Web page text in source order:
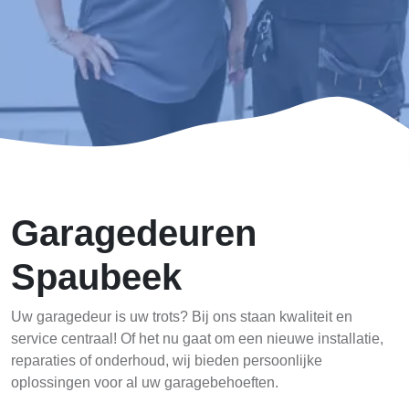
Garagedeuren
Spaubeek
Uw garagedeur is uw trots? Bij ons staan kwaliteit en
service centraal! Of het nu gaat om een nieuwe installatie,
reparaties of onderhoud, wij bieden persoonlijke
oplossingen voor al uw garagebehoeften.